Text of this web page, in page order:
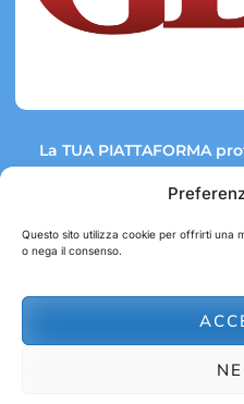
Questo sito utilizza cookie per offrirti una
o nega il consenso.
La TUA PIATTAFORMA
mercato
Link rapidi: